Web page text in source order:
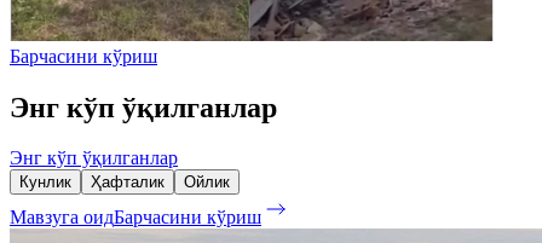
Барчасини кўриш
Энг кўп ўқилганлар
Энг кўп ўқилганлар
Кунлик Ҳафталик Ойлик
Мавзуга оидБарчасини кўриш